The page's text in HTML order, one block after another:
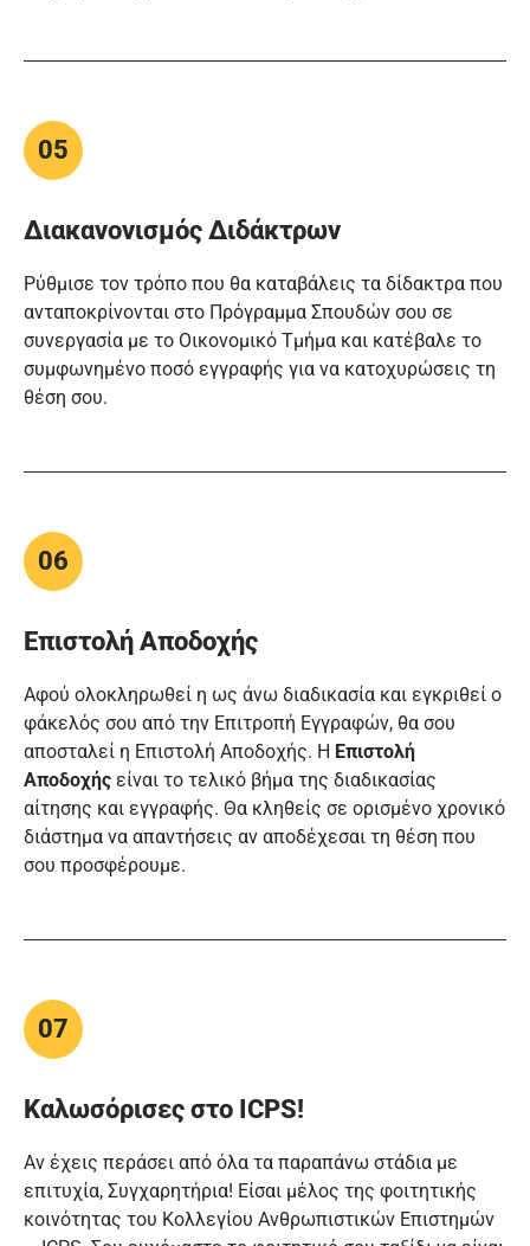
05
Διακανονισμός Διδάκτρων
Ρύθμισε τον τρόπο που θα καταβάλεις τα δίδακτρα που
ανταποκρίνονται στο Πρόγραμμα Σπουδών σου σε
συνεργασία με το Οικονομικό Τμήμα και κατέβαλε το
συμφωνημένο ποσό εγγραφής για να κατοχυρώσεις τη
θέση σου.
06
Επιστολή Αποδοχής
Αφού ολοκληρωθεί η ως άνω διαδικασία και εγκριθεί ο
φάκελός σου από την Επιτροπή Εγγραφών, θα σου
αποσταλεί η Επιστολή Αποδοχής. Η Επιστολή
Αποδοχής είναι το τελικό βήμα της διαδικασίας
αίτησης και εγγραφής. Θα κληθείς σε ορισμένο χρονικό
διάστημα να απαντήσεις αν αποδέχεσαι τη θέση που
σου προσφέρουμε.
07
Καλωσόρισες στο ICPS!
Αν έχεις περάσει από όλα τα παραπάνω στάδια με
επιτυχία, Συγχαρητήρια! Είσαι μέλος της φοιτητικής
κοινότητας του Κολλεγίου Ανθρωπιστικών Επιστημών